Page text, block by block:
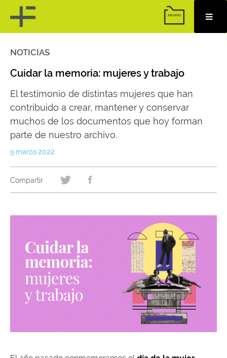
Skip
content
NOTICIAS
Cuidar la memoria: mujeres y trabajo
El testimonio de distintas mujeres que han
contribuido a crear, mantener y conservar
muchos de los documentos que hoy forman
parte de nuestro archivo.
9 marzo 2022